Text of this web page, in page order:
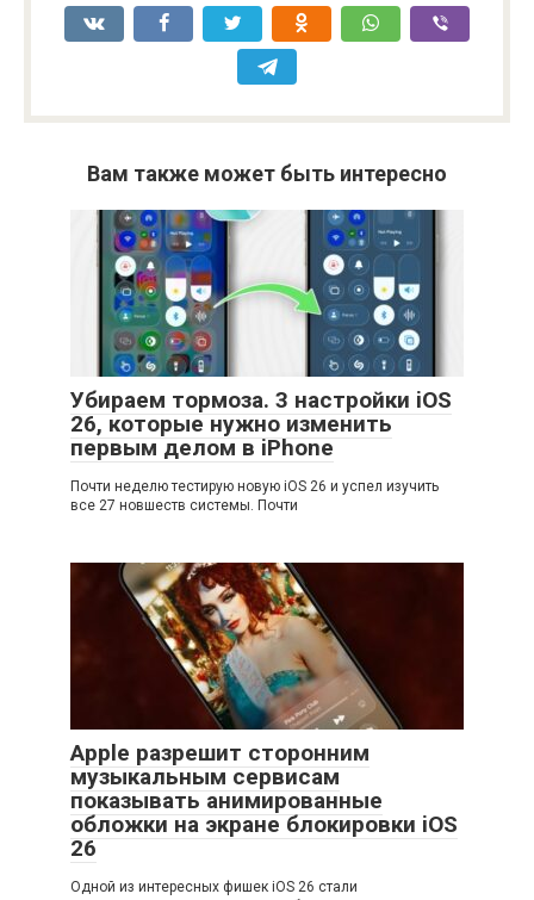
Вам также может быть интересно
Убираем тормоза. 3 настройки iOS
26, которые нужно изменить
первым делом в iPhone
Почти неделю тестирую новую iOS 26 и успел изучить
все 27 новшеств системы. Почти
Apple разрешит сторонним
музыкальным сервисам
показывать анимированные
обложки на экране блокировки iOS
26
Одной из интересных фишек iOS 26 стали